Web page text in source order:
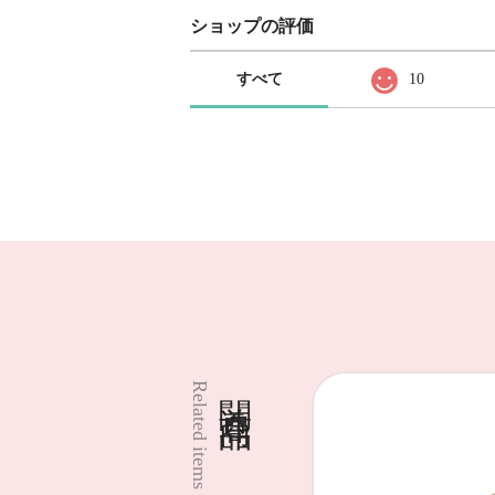
ショップの評価
すべて 10
Related items